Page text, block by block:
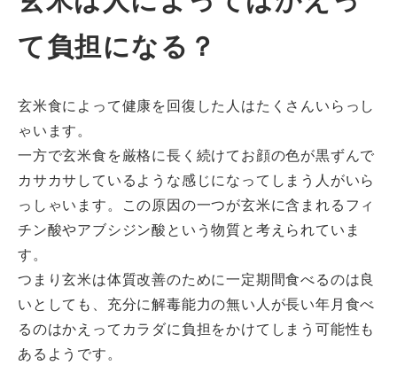
て負担になる？
玄米食によって健康を回復した人はたくさんいらっし
ゃいます。
一方で玄米食を厳格に長く続けてお顔の色が黒ずんで
カサカサしているような感じになってしまう人がいら
っしゃいます。この原因の一つが玄米に含まれるフィ
チン酸やアブシジン酸という物質と考えられていま
す。
つまり玄米は体質改善のために一定期間食べるのは良
いとしても、充分に解毒能力の無い人が長い年月食べ
るのはかえってカラダに負担をかけてしまう可能性も
あるようです。